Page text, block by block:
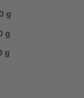
g
g
g